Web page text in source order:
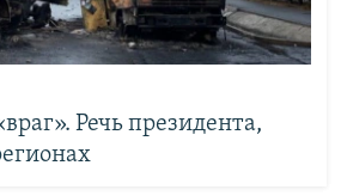
Речь президента,